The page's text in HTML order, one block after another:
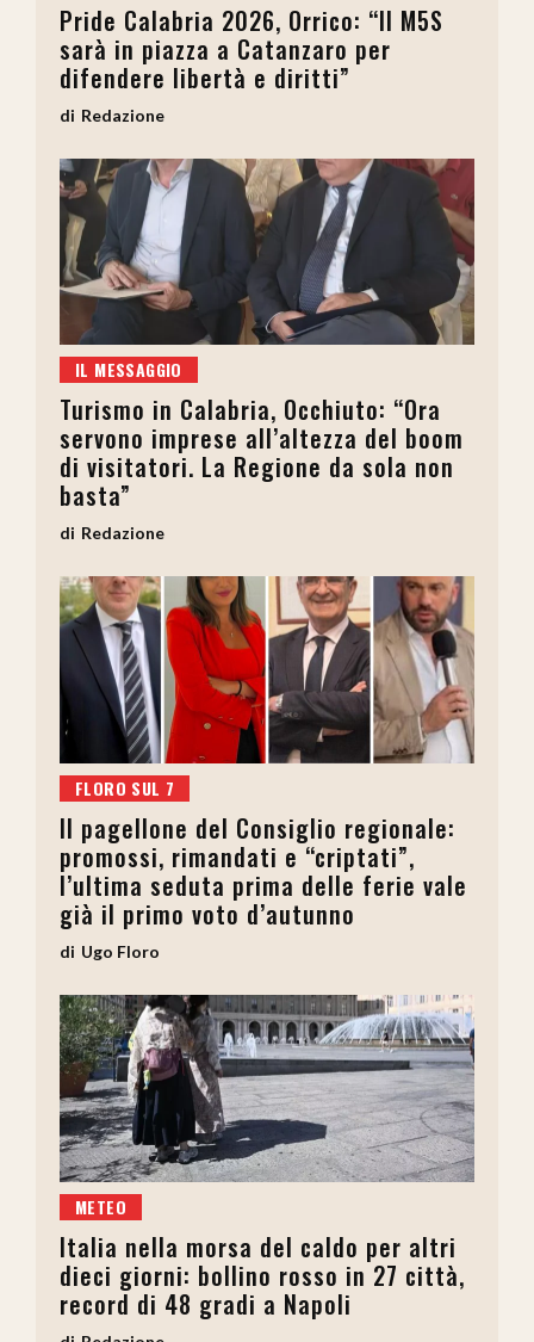
Pride Calabria 2026, Orrico: “Il M5S
sarà in piazza a Catanzaro per
difendere libertà e diritti”
Redazione
IL MESSAGGIO
Turismo in Calabria, Occhiuto: “Ora
servono imprese all’altezza del boom
di visitatori. La Regione da sola non
basta”
Redazione
FLORO SUL 7
Il pagellone del Consiglio regionale:
promossi, rimandati e “criptati”,
l’ultima seduta prima delle ferie vale
già il primo voto d’autunno
Ugo Floro
METEO
Italia nella morsa del caldo per altri
dieci giorni: bollino rosso in 27 città,
record di 48 gradi a Napoli